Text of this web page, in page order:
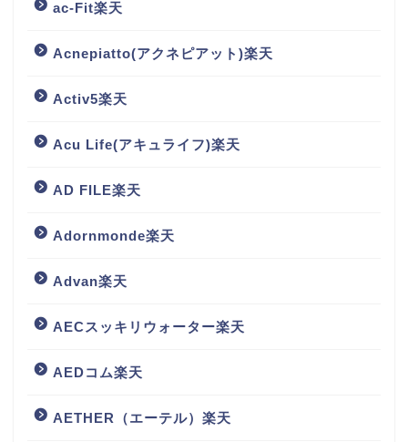
ac-Fit楽天
Acnepiatto(アクネピアット)楽天
Activ5楽天
Acu Life(アキュライフ)楽天
AD FILE楽天
Adornmonde楽天
Advan楽天
AECスッキリウォーター楽天
AEDコム楽天
AETHER（エーテル）楽天